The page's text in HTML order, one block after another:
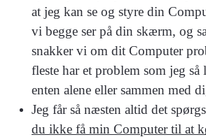
at jeg kan se og styre din
vi begge ser på din skærm, og
snakker vi om dit Computer
fleste har et problem som jeg så
enten alene eller sammen med
Jeg får så næsten altid det
du ikke få min Computer til at